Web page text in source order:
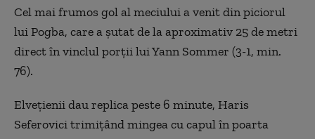
Cel mai frumos gol al meciului a venit din piciorul
lui Pogba, care a șutat de la aproximativ 25 de metri
direct în vinclul porții lui Yann Sommer (3-1, min.
76).
Elvețienii dau replica peste 6 minute, Haris
Seferovici trimițând mingea cu capul în poarta